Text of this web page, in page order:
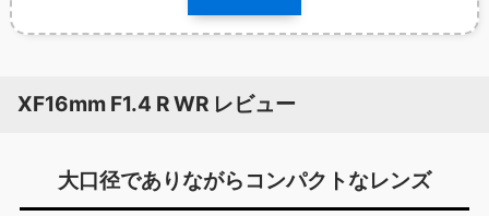
XF16mm F1.4 R WR レビュー
大口径でありながらコンパクトなレンズ